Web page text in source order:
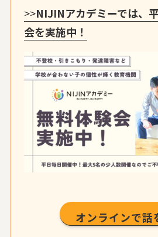
>>NIJINアカデミーでは、
会を実施中！
オンラインで話